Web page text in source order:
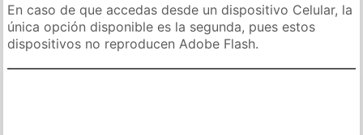
En caso de que accedas desde un dispositivo Celular, la
única opción disponible es la segunda, pues estos
dispositivos no reproducen Adobe Flash.